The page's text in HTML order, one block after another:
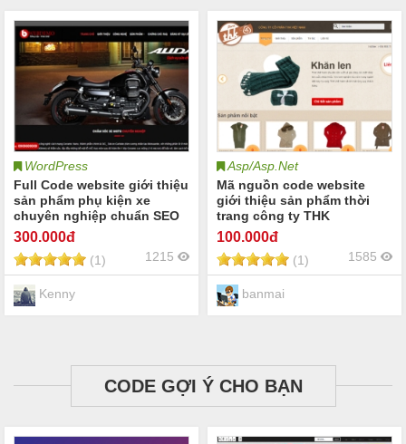
WordPress
Full Code website giới thiệu
sản phẩm phụ kiện xe
chuyên nghiệp chuẩn SEO
300.000đ
(1) 1215
Kenny
Asp/Asp.Net
Mã nguồn code website
giới thiệu sản phẩm thời
trang công ty THK
100.000đ
(1) 1585
banmai
CODE GỢI Ý CHO BẠN